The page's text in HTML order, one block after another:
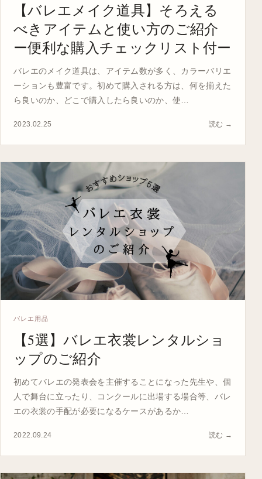
【バレエメイク道具】そろえる
べきアイテムと使い方のご紹介
ー便利な購入チェックリスト付ー
バレエのメイク道具は、アイテム数が多く、カラーバリエ
ーションも豊富です。初めて購入される方は、何を揃えた
ら良いのか、どこで購入したら良いのか、使…
2023.02.25 読む →
バレエ用品
【5選】バレエ衣裳レンタルショ
ップのご紹介
初めてバレエの発表会を主催することになった先生や、個
人で舞台に立ったり、コンクールに出場する場合等、バレ
エの衣裳の手配が必要になるケースがあるか…
2022.09.24 読む →